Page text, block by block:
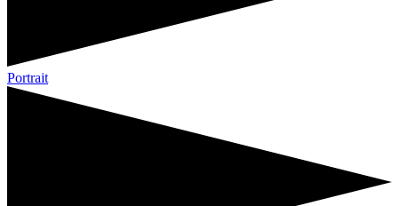
Portrait